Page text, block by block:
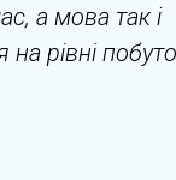
а мова так і
рівні